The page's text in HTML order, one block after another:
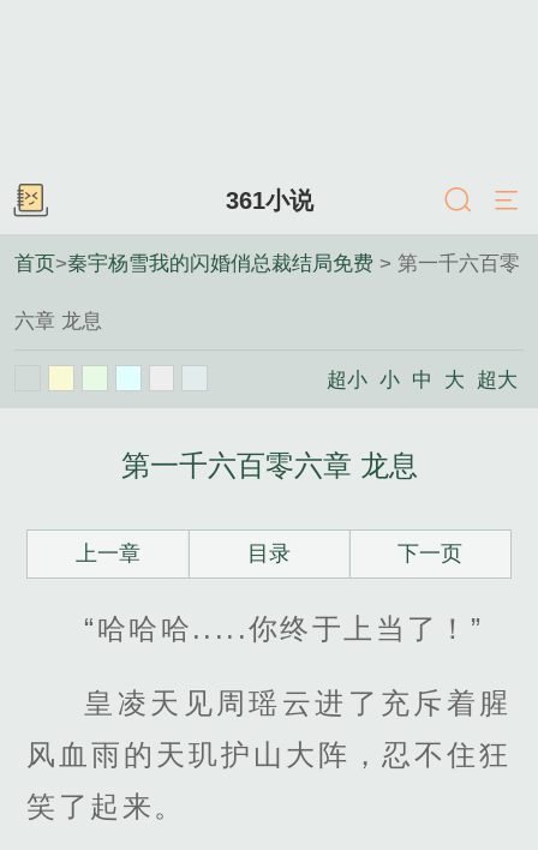
361小说
首页>秦宇杨雪我的闪婚俏总裁结局免费 > 第一千六百零
六章 龙息
超小 小 中 大 超大
第一千六百零六章 龙息
上一章 目录 下一页
“哈哈哈.....你终于上当了！”
皇凌天见周瑶云进了充斥着腥
风血雨的天玑护山大阵，忍不住狂
笑了起来。